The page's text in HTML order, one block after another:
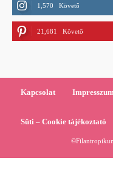
1,570 Követő
21,681 Követő
Kapcsolat Impresszum
Süti – Cookie tájékoztató